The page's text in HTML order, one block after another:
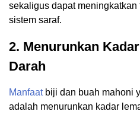
sekaligus dapat
sistem saraf.
2. Menurunkan
Darah
Manfaatbiji dan buah mahoni
adalah menurunkan kadar